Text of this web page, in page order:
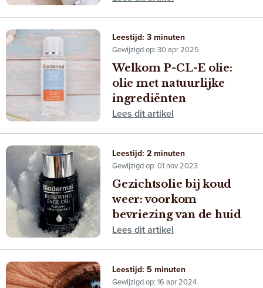
Leestijd: 3 minuten
Gewijzigd op: 30 apr 2025
Welkom P-CL-E olie:
olie met natuurlijke
ingrediënten
Lees dit artikel
Leestijd: 2 minuten
Gewijzigd op: 01 nov 2023
Gezichtsolie bij koud
weer: voorkom
bevriezing van de huid
Lees dit artikel
Leestijd: 5 minuten
Gewijzigd op: 16 apr 2024